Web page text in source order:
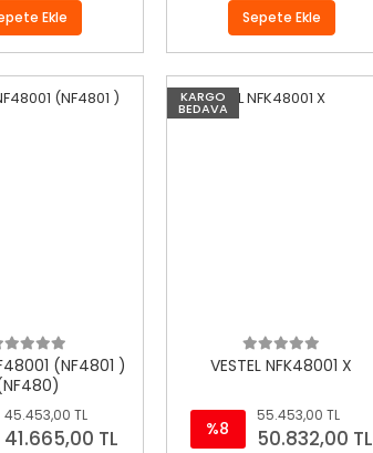
Ekle Sepete Ekle
(NF4801 )
45.453,00 TL
41.665,00 TL
KARGO
BEDAVA
VESTEL NFK48001 X
%8
55.453,00 TL
50.832,00 TL